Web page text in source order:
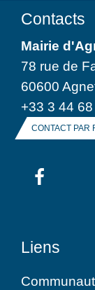
Contacts
Mairie
78 rue de
60600
+33 3 44
CONTACT PAR
Liens